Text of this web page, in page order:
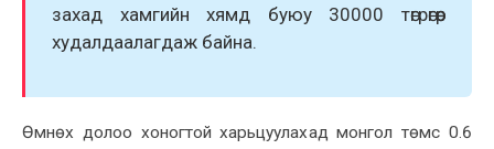
захад хамгийн хямд буюу 30000 төгрөгөөр
худалдаалагдаж байна.
Өмнөх долоо хоногтой харьцуулахад монгол төмс 0.6